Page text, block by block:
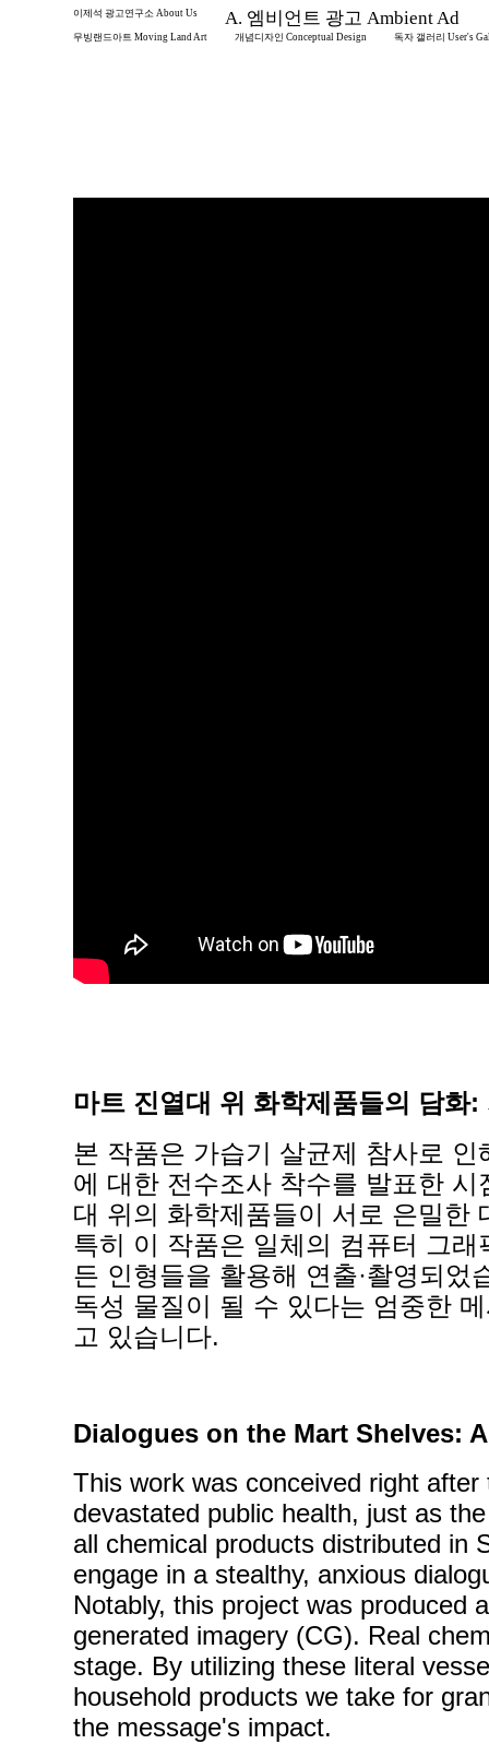
이제석 광고연구소 About Us A. 엠비언트 광고 Ambient Ad
무빙랜드아트 Moving Land Art 개념디자인 Conceptual Design 독자 갤러리 User's
마트 진열대 위 화학제품들의 담화
본 작품은 가습기 살균제 참사로
에 대한 전수조사 착수를 발표한
대 위의 화학제품들이 서로 은밀한
특히 이 작품은 일체의 컴퓨터 그
든 인형들을 활용해 연출·촬영되
독성 물질이 될 수 있다는 엄중한
고 있습니다.
Dialogues on the Mart Shelves:
This work was conceived right
devastated public health, just as
all chemical products distributed in
engage in a stealthy, anxious
Notably, this project was produced
generated imagery (CG). Real
stage. By utilizing these literal
household products we take for
the message's impact.